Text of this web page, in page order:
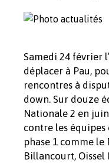
Samedi 24 février
déplacer à Pau,
rencontres à
down. Sur douze
Nationale 2 en
contre les
phase 1 comme le
Billancourt, Oissel